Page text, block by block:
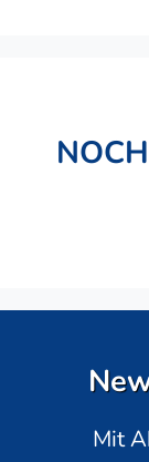
Mit